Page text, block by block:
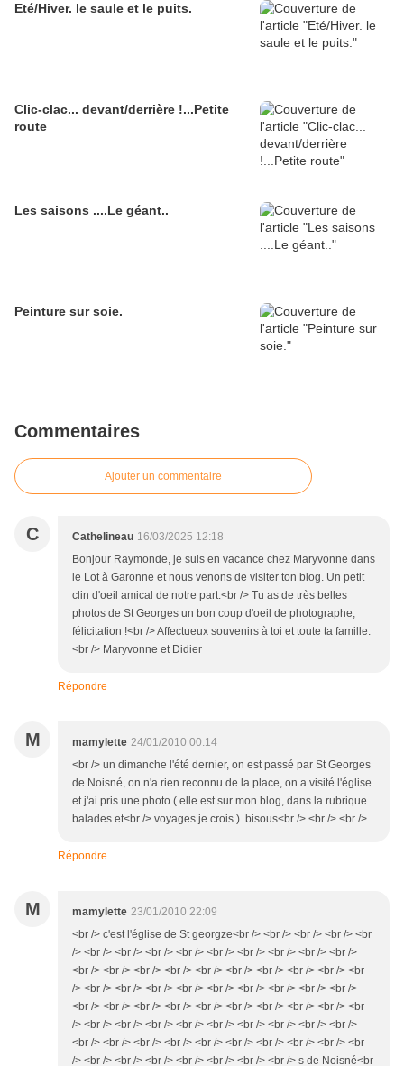
Eté/Hiver. le saule et le puits.
Clic-clac... devant/derrière !...Petite
route
Les saisons ....Le géant..
Peinture sur soie.
Commentaires
Ajouter un commentaire
C Cathelineau 16/03/2025 12:18
Bonjour Raymonde, je suis en vacance chez Maryvonne dans
le Lot à Garonne et nous venons de visiter ton blog. Un petit
clin d'oeil amical de notre part.<br /> Tu as de très belles
photos de St Georges un bon coup d'oeil de photographe,
félicitation !<br /> Affectueux souvenirs à toi et toute ta famille.
<br /> Maryvonne et Didier
Répondre
M mamylette 24/01/2010 00:14
<br /> un dimanche l'été dernier, on est passé par St Georges
de Noisné, on n'a rien reconnu de la place, on a visité l'église
et j'ai pris une photo ( elle est sur mon blog, dans la rubrique
balades et<br /> voyages je crois ). bisous<br /> <br /> <br />
Répondre
M mamylette 23/01/2010 22:09
<br /> c'est l'église de St georgze<br /> <br /> <br /> <br /> <br
/> <br /> <br /> <br /> <br /> <br /> <br /> <br /> <br /> <br />
<br /> <br /> <br /> <br /> <br /> <br /> <br /> <br /> <br /> <br
/> <br /> <br /> <br /> <br /> <br /> <br /> <br /> <br /> <br />
<br /> <br /> <br /> <br /> <br /> <br /> <br /> <br /> <br /> <br
/> <br /> <br /> <br /> <br /> <br /> <br /> <br /> <br /> <br />
<br /> <br /> <br /> <br /> <br /> <br /> <br /> <br /> <br /> <br
/> <br /> <br /> <br /> <br /> <br /> <br /> <br /> s de Noisné<br